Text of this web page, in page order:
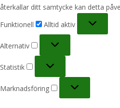
återkallar ditt samtycke kan detta
Funktionell
Alltid aktiv
Alternativ
Statistik
Marknadsföring